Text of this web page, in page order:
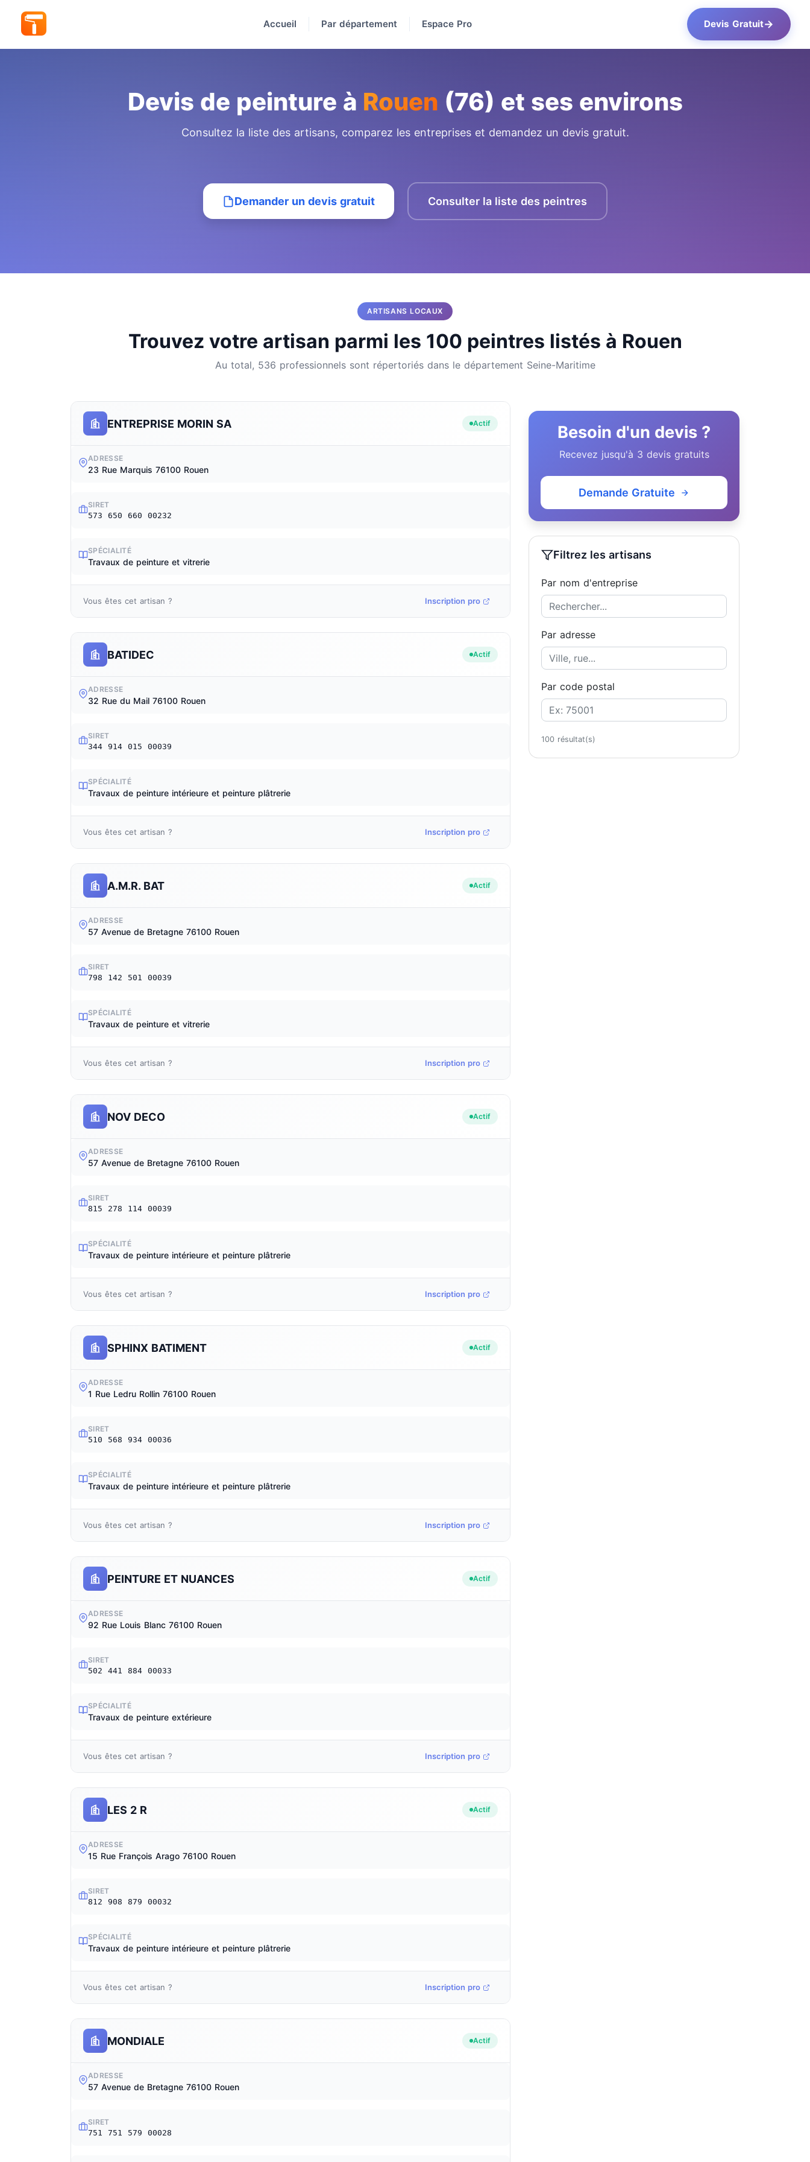
Accueil Par département Espace Pro Devis Gratuit→
Devis de peinture à Rouen (76) et ses environs
Consultez la liste des artisans, comparez les entreprises et demandez un devis gratuit.
Demander un devis gratuit Consulter la liste des peintres
ARTISANS LOCAUX
Trouvez votre artisan parmi les 100 peintres listés à Rouen
Au total, 536 professionnels sont répertoriés dans le département Seine-Maritime
ENTREPRISE MORIN SA Actif
ADRESSE
23 Rue Marquis 76100 Rouen
SIRET
573 650 660 00232
SPÉCIALITÉ
Travaux de peinture et vitrerie
Vous êtes cet artisan ? Inscription pro
BATIDEC Actif
ADRESSE
32 Rue du Mail 76100 Rouen
SIRET
344 914 015 00039
SPÉCIALITÉ
Travaux de peinture intérieure et peinture plâtrerie
Vous êtes cet artisan ? Inscription pro
A.M.R. BAT Actif
ADRESSE
57 Avenue de Bretagne 76100 Rouen
SIRET
798 142 501 00039
SPÉCIALITÉ
Travaux de peinture et vitrerie
Vous êtes cet artisan ? Inscription pro
NOV DECO Actif
ADRESSE
57 Avenue de Bretagne 76100 Rouen
SIRET
815 278 114 00039
SPÉCIALITÉ
Travaux de peinture intérieure et peinture plâtrerie
Vous êtes cet artisan ? Inscription pro
SPHINX BATIMENT Actif
ADRESSE
1 Rue Ledru Rollin 76100 Rouen
SIRET
510 568 934 00036
SPÉCIALITÉ
Travaux de peinture intérieure et peinture plâtrerie
Vous êtes cet artisan ? Inscription pro
PEINTURE ET NUANCES Actif
ADRESSE
92 Rue Louis Blanc 76100 Rouen
SIRET
502 441 884 00033
SPÉCIALITÉ
Travaux de peinture extérieure
Vous êtes cet artisan ? Inscription pro
LES 2 R Actif
ADRESSE
15 Rue François Arago 76100 Rouen
SIRET
812 908 879 00032
SPÉCIALITÉ
Travaux de peinture intérieure et peinture plâtrerie
Vous êtes cet artisan ? Inscription pro
MONDIALE Actif
ADRESSE
57 Avenue de Bretagne 76100 Rouen
SIRET
751 751 579 00028
Besoin d'un devis ?
Recevez jusqu'à 3 devis gratuits
Demande Gratuite
Filtrez les artisans
Par nom d'entreprise
Par adresse
Par code postal
100 résultat(s)